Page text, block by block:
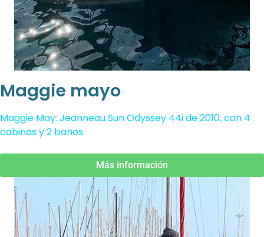
Maggie mayo
Maggie May: Jeanneau Sun Odyssey 44i de 2010, con 4
cabinas y 2 baños.
Más información